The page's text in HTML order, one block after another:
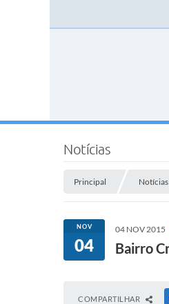
Notícias
Principal Notícias
NOV
04
04 NOV 2015
Bairro
COMPARTILHAR